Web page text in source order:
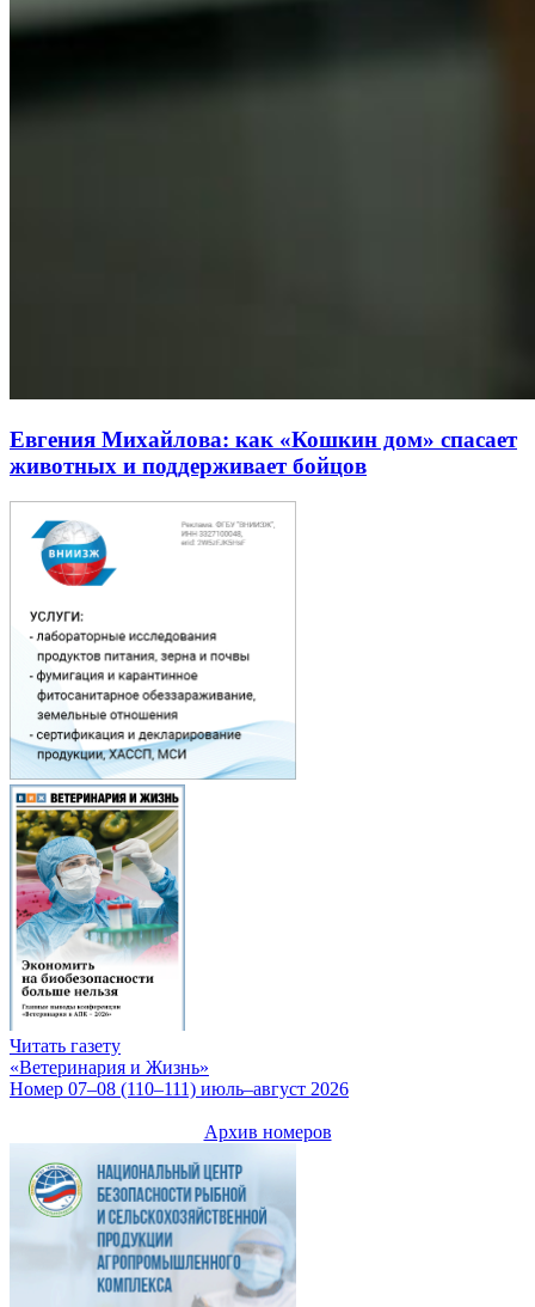
Евгения Михайлова: как «Кошкин дом» спасает
животных и поддерживает бойцов
Читать газету
«Ветеринария и Жизнь»
Номер 07–08 (110–111) июль–август 2026
Архив номеров